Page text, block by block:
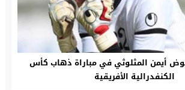
أيمن المثلوثي في مباراة ذهاب كأس
الكنفدرالية الأفريقية